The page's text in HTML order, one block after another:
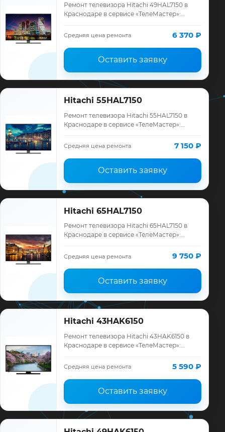
Ремонт телевизора Hitachi 49HAL7150 в
Краснодаре в сервисе «ТелеМастер»:
ремонта, запчасти и гарантия до 12
Средняя цена ремонта 6 370 ₽
Оставить заявку
Hitachi 55HAL7150
Ремонт телевизора Hitachi 55HAL7150 в
Краснодаре в сервисе «ТелеМастер»:
ремонта, запчасти и гарантия до 12
месяцев.
Средняя цена ремонта 7 150 ₽
Оставить заявку
Hitachi 65HAL7150
Ремонт телевизора Hitachi 65HAL7150 в
Краснодаре в сервисе «ТелеМастер»:
ремонта, запчасти и гарантия до 12
месяцев.
Средняя цена ремонта 9 750 ₽
Оставить заявку
Hitachi 43HAK6150
Ремонт телевизора Hitachi 43HAK6150 в
Краснодаре в сервисе «ТелеМастер»:
ремонта, запчасти и гарантия до 12
месяцев.
Средняя цена ремонта 5 590 ₽
Оставить заявку